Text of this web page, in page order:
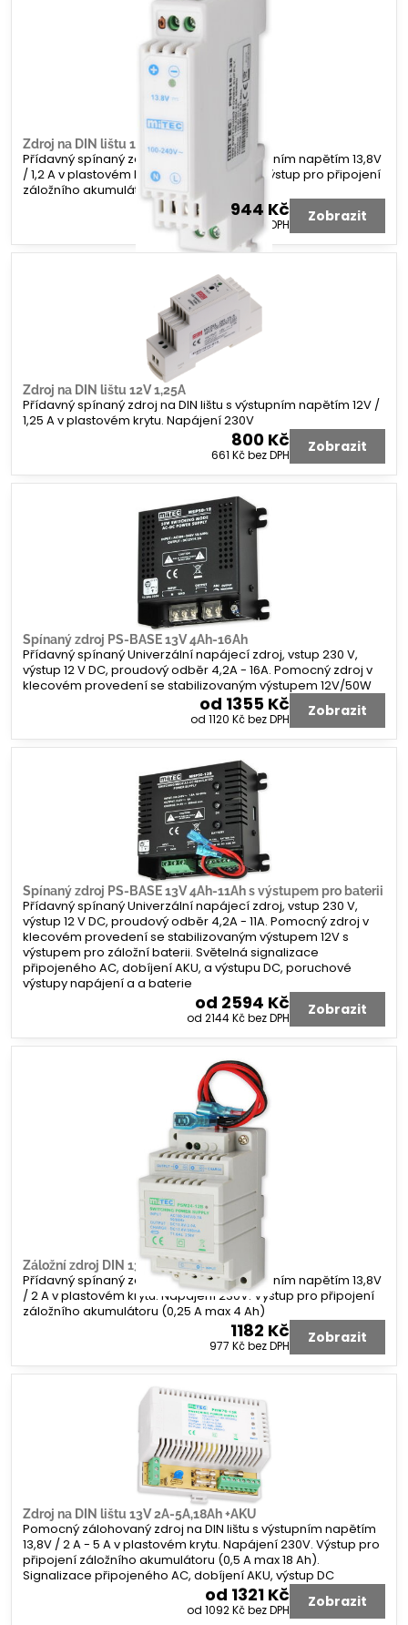
Zdroj na DIN lištu 13V 1A,3Ah +AKU
Přídavný spínaný zdroj na DIN lištu s výstupním napětím 13,8V
/ 1,2 A v plastovém krytu. Napájení 230V. Výstup pro připojení
záložního akumulátoru (0,1A max 1,3 Ah)
944 Kč
780 Kč bez DPH Zobrazit
Zdroj na DIN lištu 12V 1,25A
Přídavný spínaný zdroj na DIN lištu s výstupním napětím 12V /
1,25 A v plastovém krytu. Napájení 230V
800 Kč
661 Kčbez DPH Zobrazit
Spínaný zdroj PS-BASE 13V 4Ah-16Ah
Přídavný spínaný Univerzální napájecí zdroj, vstup 230 V,
výstup 12 V DC, proudový odběr 4,2A - 16A. Pomocný zdroj v
klecovém provedení se stabilizovaným výstupem 12V/50W
od 1355 Kč
od 1120 Kčbez DPH Zobrazit
Spínaný zdroj PS-BASE 13V 4Ah-11Ah s výstupem pro baterii
Přídavný spínaný Univerzální napájecí zdroj, vstup 230 V,
výstup 12 V DC, proudový odběr 4,2A - 11A. Pomocný zdroj v
klecovém provedení se stabilizovaným výstupem 12V s
výstupem pro záložní baterii. Světelná signalizace
připojeného AC, dobíjení AKU, a výstupu DC, poruchové
výstupy napájení a a baterie
od 2594 Kč
od 2144 Kčbez DPH Zobrazit
Záložní zdroj DIN 13V2A2AH
Přídavný spínaný zdroj na DIN lištu s výstupním napětím 13,8V
/ 2 A v plastovém krytu. Napájení 230V. Výstup pro připojení
záložního akumulátoru (0,25 A max 4 Ah)
1182 Kč
977 Kčbez DPH Zobrazit
Zdroj na DIN lištu 13V 2A-5A,18Ah +AKU
Pomocný zálohovaný zdroj na DIN lištu s výstupním napětím
13,8V / 2 A - 5 A v plastovém krytu. Napájení 230V. Výstup pro
připojení záložního akumulátoru (0,5 A max 18 Ah).
Signalizace připojeného AC, dobíjení AKU, výstup DC
od 1321 Kč
od 1092 Kčbez DPH Zobrazit